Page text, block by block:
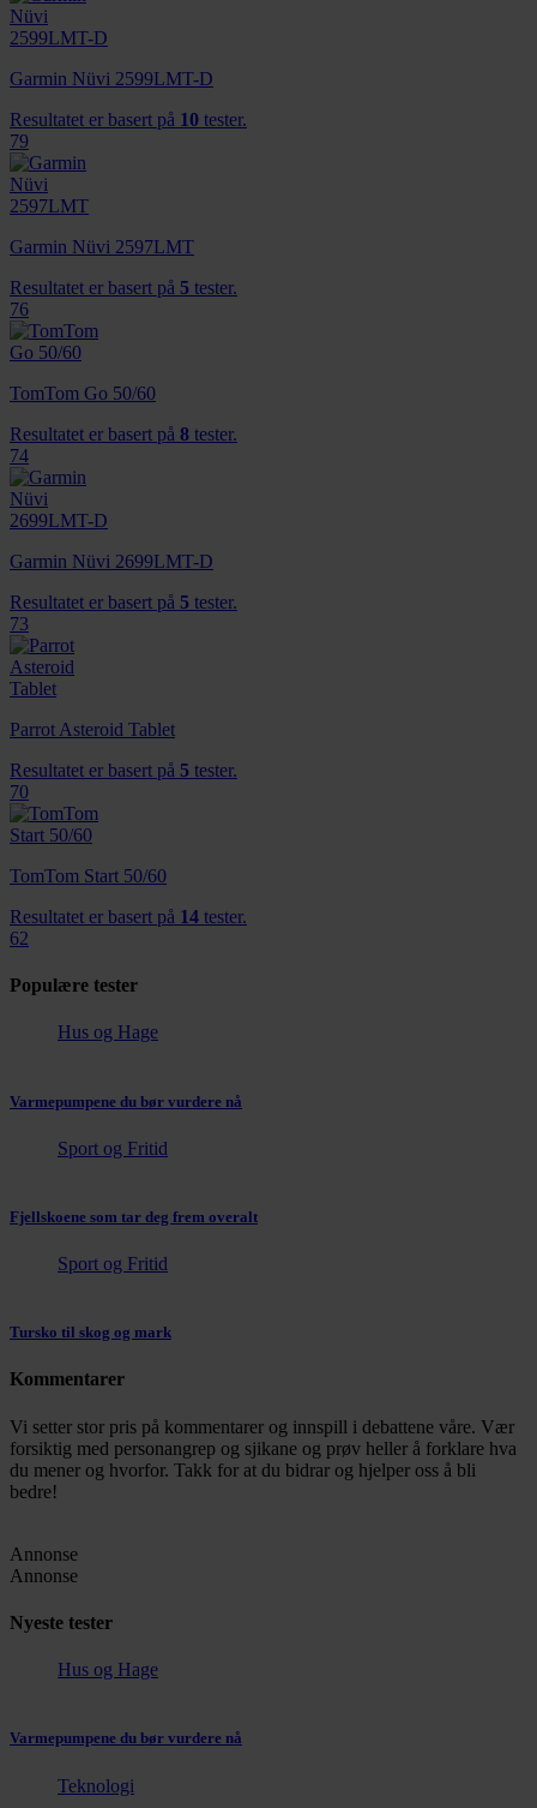
Garmin Nüvi 2599LMT-D
Resultatet er basert på 10 tester.
79
Garmin Nüvi 2597LMT
Resultatet er basert på 5 tester.
76
TomTom Go 50/60
Resultatet er basert på 8 tester.
74
Garmin Nüvi 2699LMT-D
Resultatet er basert på 5 tester.
73
Parrot Asteroid Tablet
Resultatet er basert på 5 tester.
70
TomTom Start 50/60
Resultatet er basert på 14 tester.
62
Populære tester
Hus og Hage
Varmepumpene du bør vurdere nå
Sport og Fritid
Fjellskoene som tar deg frem overalt
Sport og Fritid
Tursko til skog og mark
Kommentarer
Vi setter stor pris på kommentarer og innspill i debattene våre. Vær
forsiktig med personangrep og sjikane og prøv heller å forklare hva
du mener og hvorfor. Takk for at du bidrar og hjelper oss å bli
bedre!
Annonse
Annonse
Nyeste tester
Hus og Hage
Varmepumpene du bør vurdere nå
Teknologi